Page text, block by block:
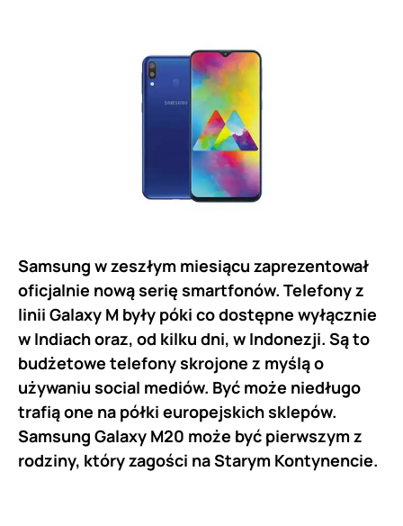
Samsung w zeszłym miesiącu zaprezentował
oficjalnie nową serię smartfonów. Telefony z
linii Galaxy M były póki co dostępne wyłącznie
w Indiach oraz, od kilku dni, w Indonezji. Są to
budżetowe telefony skrojone z myślą o
używaniu social mediów. Być może niedługo
trafią one na półki europejskich sklepów.
Samsung Galaxy M20 może być pierwszym z
rodziny, który zagości na Starym Kontynencie.